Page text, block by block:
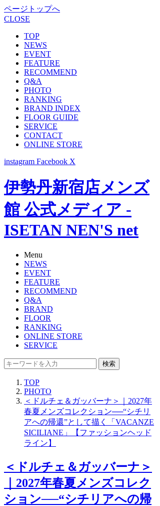
ページトップへ
CLOSE
TOP
NEWS
EVENT
FEATURE
RECOMMEND
Q&A
PHOTO
RANKING
BRAND INDEX
FLOOR GUIDE
SERVICE
CONTACT
ONLINE STORE
instagram Facebook X
伊勢丹新宿店メンズ
館 公式メディア -
ISETAN NEN'S net
Menu
NEWS
EVENT
FEATURE
RECOMMEND
Q&A
BRAND
FLOOR
RANKING
ONLINE STORE
SERVICE
検索
TOP
PHOTO
＜ドルチェ＆ガッバーナ＞｜2027年
春夏メンズコレクション──“シチリ
アへの帰還”として描く「VACANZE
SICILIANE」【ファッションヘッド
ライン】
＜ドルチェ＆ガッバーナ＞
｜2027年春夏メンズコレク
ション──“シチリアへの帰